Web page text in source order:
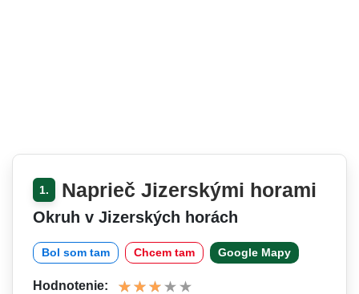
1. Naprieč Jizerskými horami
Okruh v Jizerských horách
Bol som tam Chcem tam Google Mapy
Hodnotenie: